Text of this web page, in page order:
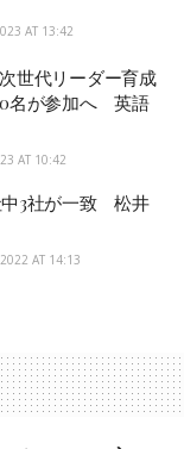
AT 13:42
世代リーダー育成
名が参加へ 英語
AT 10:42
中3社が一致 松井
AT 14:13